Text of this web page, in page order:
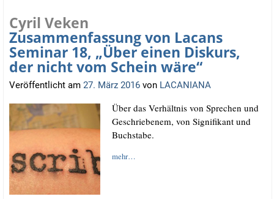
Cyril Veken
Zusammenfassung von Lacans
Seminar 18, „Über einen Diskurs,
der nicht vom Schein wäre“
Veröffentlicht am 27. März 2016 von LACANIANA
Über das Ver­hält­nis von Spre­chen und
Geschrie­be­nem, von Signi­fi­kant und
Buchstabe.
mehr…